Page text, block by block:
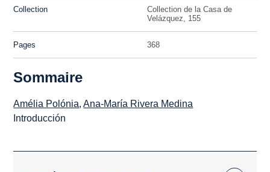
Collection
Collection de la Casa de
Velázquez, 155
Pages 368
Sommaire
Amélia Polónia,Ana-María Rivera Medina
Introducción